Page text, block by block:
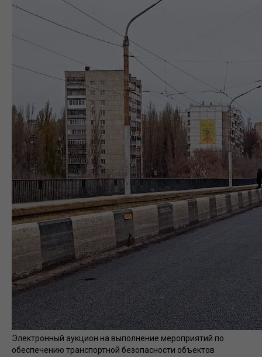
Электронный аукцион на выполнение мероприятий по
обеспечению транспортной безопасности объектов